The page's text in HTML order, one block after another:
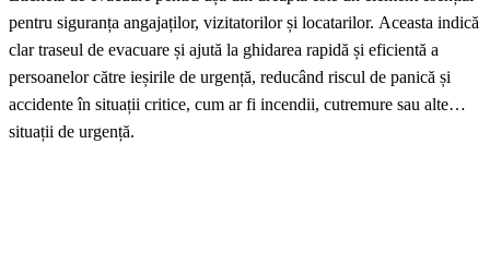
pentru siguranța angajaților, vizitatorilor și locatarilor. Aceasta indică
clar traseul de evacuare și ajută la ghidarea rapidă și eficientă a
persoanelor către ieșirile de urgență, reducând riscul de panică și
accidente în situații critice, cum ar fi incendii, cutremure sau alte
situații de urgență.